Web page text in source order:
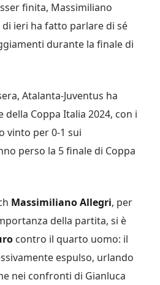
finita, Massimiliano
ieri ha fatto parlare di sé
durante la finale di
Atalanta-Juventus ha
Coppa Italia 2024, con i
vinto per 0-1 sui
perso la 5 finale di Coppa
Massimiliano Allegri, per
della partita, si è
contro il quarto uomo: il
espulso, urlando
nei confronti di Gianluca